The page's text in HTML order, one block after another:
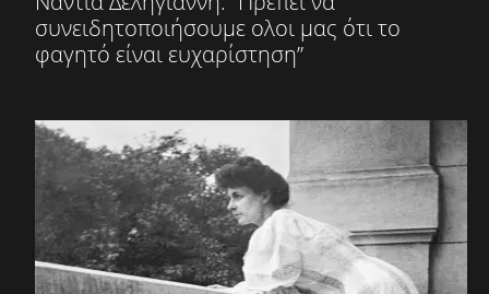
συνειδητοποιήσουμε ολοι μας ότι το
φαγητό είναι ευχαρίστηση”